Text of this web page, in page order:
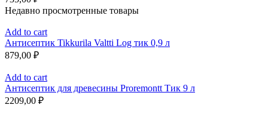
Недавно просмотренные товары
Add to cart
Антисептик Tikkurila Valtti Log тик 0,9 л
879,00 ₽
Add to cart
Антисептик для древесины Proremontt Тик 9 л
2209,00 ₽